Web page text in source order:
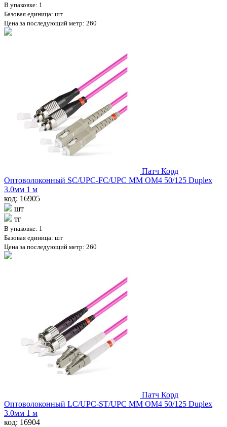
В упаковке: 1
Базовая единица: шт
Цена за последующий метр: 260
Патч Корд
Оптоволоконный SC/UPC-FC/UPC MM OM4 50/125 Duplex
3.0мм 1 м
код: 16905
шт
тг
В упаковке: 1
Базовая единица: шт
Цена за последующий метр: 260
Патч Корд
Оптоволоконный LC/UPC-ST/UPC MM OM4 50/125 Duplex
3.0мм 1 м
код: 16904